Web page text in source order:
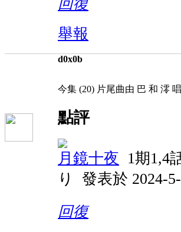
回復
舉報
d0x0b
今集 (20) 片尾曲由 巴 和 澪
點評
月鏡十夜 1期1,4
り 發表於 2024-
回復